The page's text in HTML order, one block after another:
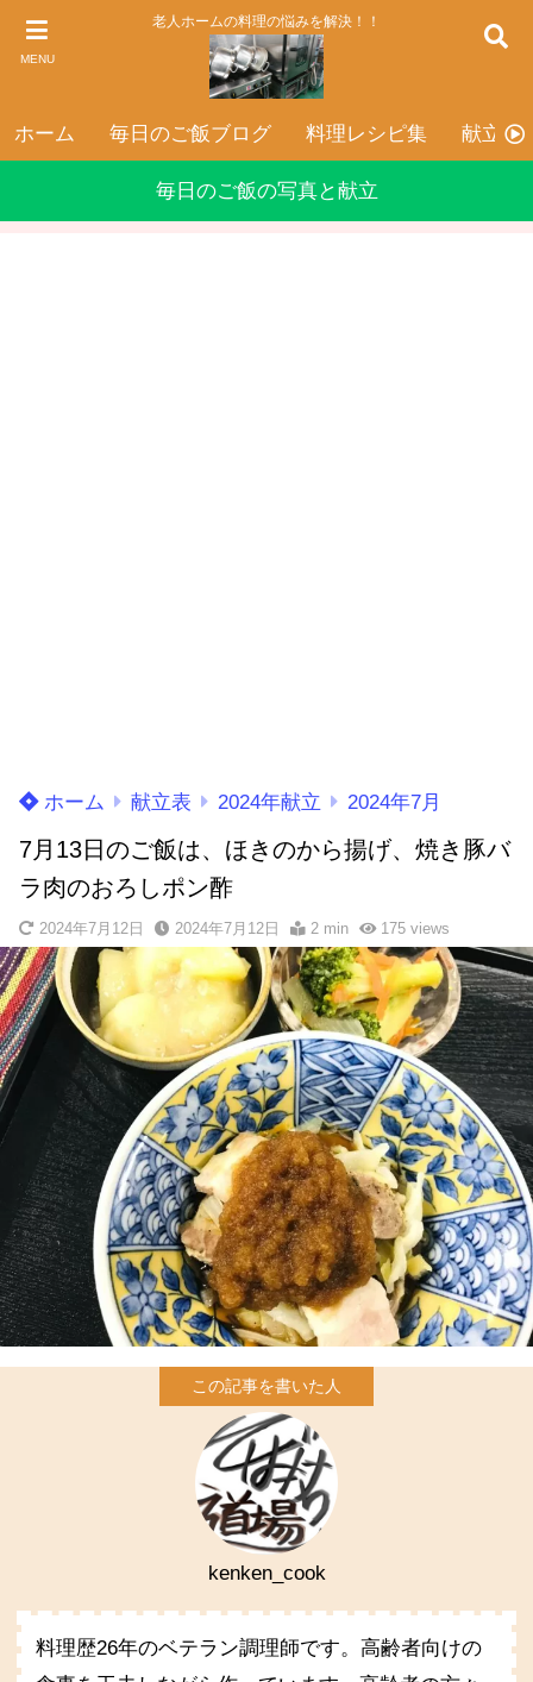
MENU
老人ホームの料理の悩みを解決！！
ホーム 毎日のご飯ブログ 料理レシピ集 献立表
毎日のご飯の写真と献立
ホーム 献立表 2024年献立 2024年7月
7月13日のご飯は、ほきのから揚げ、焼き豚バ
ラ肉のおろしポン酢
2024年7月12日 2024年7月12日 2 min 175views
kenken_cook
料理歴26年のベテラン調理師です。高齢者向けの